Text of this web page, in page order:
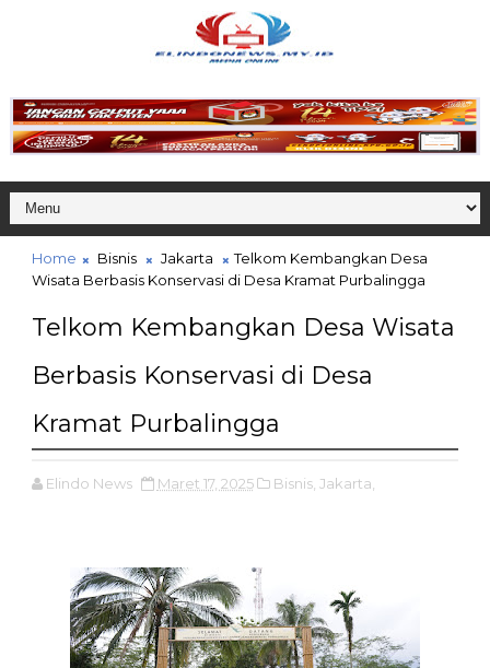
Home Bisnis Jakarta
Telkom Kembangkan Desa
Wisata Berbasis Konservasi di Desa Kramat Purbalingga
Telkom Kembangkan Desa Wisata
Berbasis Konservasi di Desa
Kramat Purbalingga
Elindo News Maret 17, 2025 Bisnis, Jakarta,